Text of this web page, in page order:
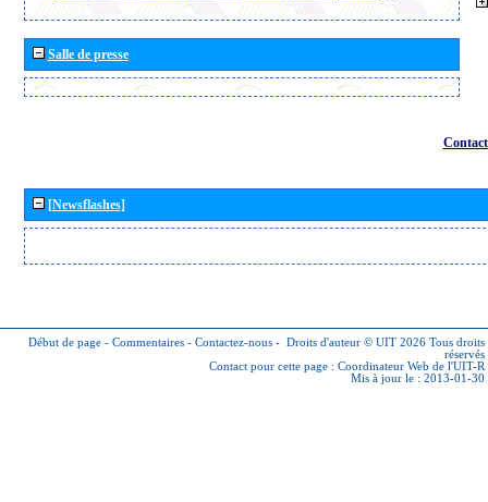
Salle de presse
[Newsflashes]
Début de page - Commentaires - Contactez-nous - Droits d'auteur © UIT 2026 Tous droits
réservés
Contact pour cette page : Coordinateur Web de l'UIT-R
Mis à jour le : 2013-01-30